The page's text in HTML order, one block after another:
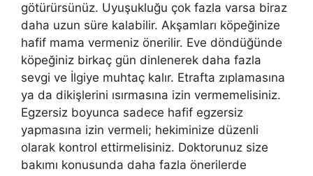
götürürsünüz. Uyuşukluğu çok fazla varsa biraz
daha uzun süre kalabilir. Akşamları köpeğinize
hafif mama vermeniz önerilir. Eve döndüğünde
köpeğiniz birkaç gün dinlenerek daha fazla
sevgi ve İlgiye muhtaç kalır. Etrafta zıplamasına
ya da dikişlerini ısırmasına izin vermemelisiniz.
Egzersiz boyunca sadece hafif egzersiz
yapmasına izin vermeli; hekiminize düzenli
olarak kontrol ettirmelisiniz. Doktorunuz size
bakımı konusunda daha fazla önerilerde